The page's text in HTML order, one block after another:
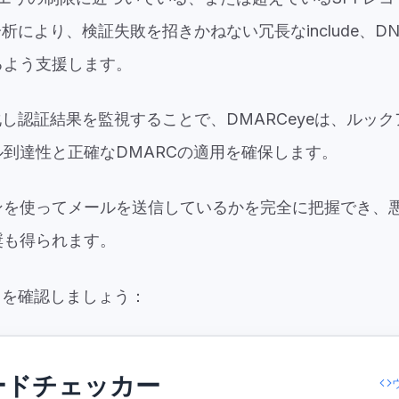
により、検証失敗を招きかねない冗長なinclude、
う支援します。
認証結果を監視することで、DMARCeyeは、ルッ
達性と正確なDMARCの適用を確保します。
使ってメールを送信しているかを完全に把握でき、
得られます。
確認しましょう：
チェッカー